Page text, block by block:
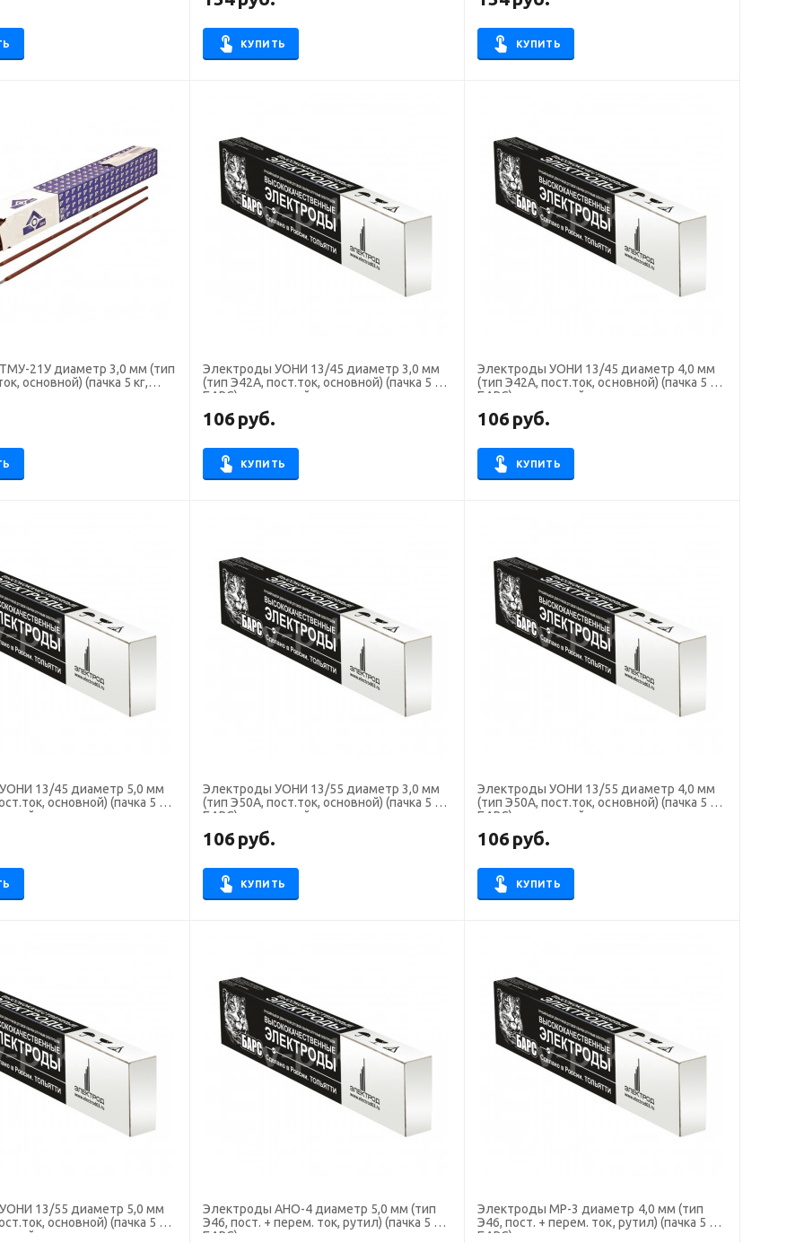
КУПИТЬ КУПИТЬ
диаметр 3,0 мм (тип
основной) (пачка 5 кг,
Электроды УОНИ 13/45 диаметр 3,0 мм
(тип Э42А, пост.ток, основной) (пачка 5 кг,
БАРС), для ручной сварки
106руб.
КУПИТЬ
Электроды УОНИ 13/45 диаметр 4,0 мм
(тип Э42А, пост.ток, основной) (пачка 5 кг,
БАРС), для ручной сварки
106руб.
КУПИТЬ
13/45 диаметр 5,0 мм
основной) (пачка 5 кг,
сварки
Электроды УОНИ 13/55 диаметр 3,0 мм
(тип Э50А, пост.ток, основной) (пачка 5 кг,
БАРС), для ручной сварки
106руб.
КУПИТЬ
Электроды УОНИ 13/55 диаметр 4,0 мм
(тип Э50А, пост.ток, основной) (пачка 5 кг,
БАРС), для ручной сварки
106руб.
КУПИТЬ
13/55 диаметр 5,0 мм
основной) (пачка 5 кг,
сварки
Электроды АНО-4 диаметр 5,0 мм (тип
Э46, пост. + перем. ток, рутил) (пачка 5 кг,
БАРС)
Электроды МР-3 диаметр 4,0 мм (тип
Э46, пост. + перем. ток, рутил) (пачка 5 кг,
БАРС)